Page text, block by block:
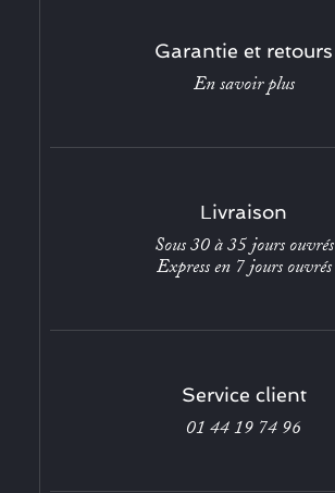
Garantie et retours
En savoir plus
Livraison
Sous 30 à 35 jours ouvrés
Express en 7 jours ouvrés
Service client
01 44 19 74 96